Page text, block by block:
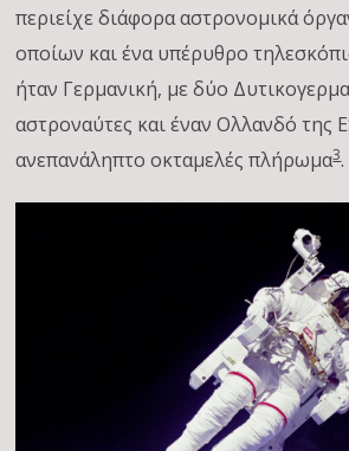
περιείχε διάφορα αστρονομικά
οποίων και ένα υπέρυθρο
ήταν Γερμανική, με δύο
αστροναύτες και έναν Ολλανδό της
ανεπανάληπτο οκταμελές πλήρωμα3.